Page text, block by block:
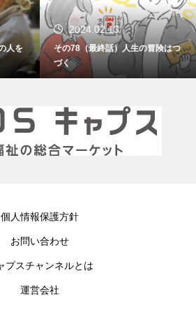
話）人生の冒険はつ
2024.01.15
その77 振り返れば
個人情報保護方針
お問い合わせ
プスチャンネルとは
運営会社